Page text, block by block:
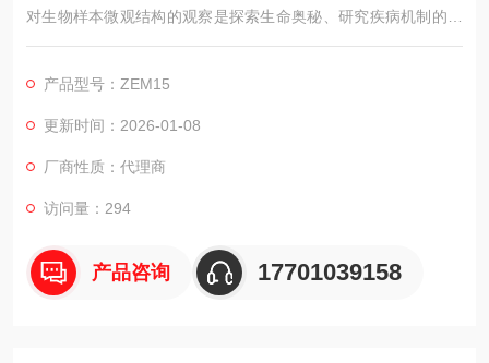
对生物样本微观结构的观察是探索生命奥秘、研究疾病机制的重
要手段。泽攸 ZEM15 台式扫描电子显微镜，以其适配生物样本
帮助科研人员深入了解生物样本的微观世界。
产品型号：ZEM15
更新时间：2026-01-08
厂商性质：代理商
访问量：294
产品咨询 17701039158